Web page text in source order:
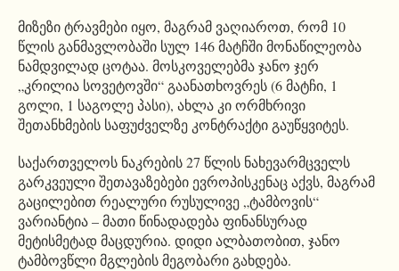
მიზეზი ტრავმები იყო, მაგრამ ვაღიაროთ, რომ 10
წლის განმავლობაში სულ 146 მატჩში მონაწილეობა
ნამდვილად ცოტაა. მოსკოველებმა ჯანო ჯერ
„კრილია სოვეტოვში“ გაანათხოვრეს (6 მატჩი, 1
გოლი, 1 საგოლე პასი), ახლა კი ორმხრივი
შეთანხმების საფუძველზე კონტრაქტი გაუწყვიტეს.
საქართველოს ნაკრების 27 წლის ნახევარმცველს
გარკვეული შეთავაზებები ევროპისკენაც აქვს, მაგრამ
გაცილებით რეალური რუსულივე „ტამბოვის“
ვარიანტია – მათი წინადადება ფინანსურად
მეტისმეტად მაცდურია. დიდი ალბათობით, ჯანო
ტამბოვწლი მგლების მეგობარი გახდება.